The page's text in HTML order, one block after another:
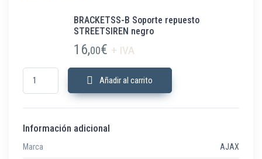
BRACKETSS-B Soporte repuesto
STREETSIREN negro
16,00€ + IVA
BRACKETSS-B Soporte repuesto STREETSIREN negro cantidad
Añadir al carrito
Información adicional
Marca AJAX